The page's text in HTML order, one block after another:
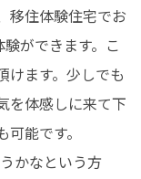
移住体験住宅でお
ができます。こ
けます。少しでも
を体感しに来て下
能です。
かなという方